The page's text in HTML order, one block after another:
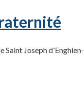
Joseph